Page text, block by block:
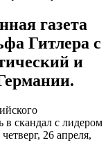
газета
Гитлера с
и
в скандал с лидером
26 апреля,